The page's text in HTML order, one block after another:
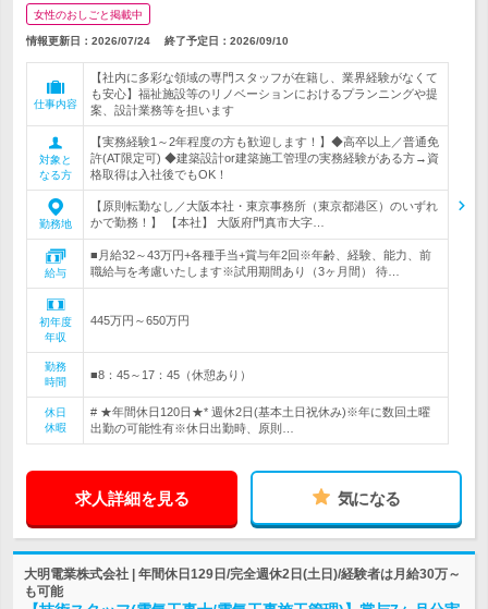
女性のおしごと掲載中
情報更新日：2026/07/24 終了予定日： 2026/09/10
仕事内容
【社内に多彩な領域の専門スタッフが在籍し、業界経験がなくて
も安心】福祉施設等のリノベーションにおけるプランニングや提
案、設計業務等を担います
対象と
なる方
【実務経験1～2年程度の方も歓迎します！】◆高卒以上／普通免
許(AT限定可) ◆建築設計or建築施工管理の実務経験がある方→資
格取得は入社後でもOK！
勤務地
【原則転勤なし／大阪本社・東京事務所（東京都港区）のいずれ
かで勤務！】 【本社】 大阪府門真市大字…
給与
■月給32～43万円+各種手当+賞与年2回※年齢、経験、能力、前
職給与を考慮いたします※試用期間あり（3ヶ月間） 待…
初年度
年収
445万円～650万円
勤務
時間
■8：45～17：45（休憩あり）
休日
休暇
# ★年間休日120日★* 週休2日(基本土日祝休み)※年に数回土曜
出勤の可能性有※休日出勤時、原則…
求人詳細を見る 気になる
大明電業株式会社 | 年間休日129日/完全週休2日(土日)/経験者は月給30万～
も可能